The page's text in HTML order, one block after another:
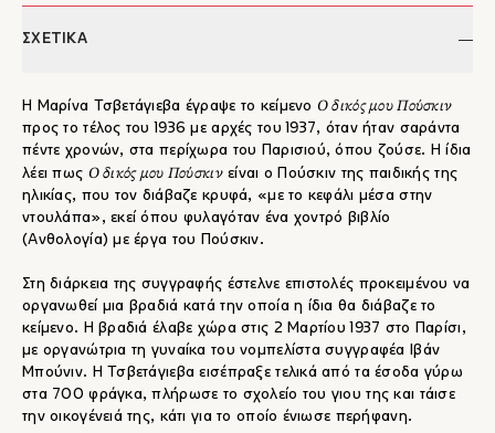
ΣΧΕΤΙΚΑ
H Μαρίνα Τσβετάγιεβα έγραψε το κείμενο Ο δικός μου Πούσκιν
προς το τέλος του 1936 με αρχές του 1937, όταν ήταν σαράντα
πέντε χρονών, στα περίχωρα του Παρισιού, όπου ζούσε. Η ίδια
λέει πως Ο δικός μου Πούσκινείναι ο Πούσκιν της παιδικής της
ηλικίας, που τον διάβαζε κρυφά, «με το κεφάλι μέσα στην
ντουλάπα», εκεί όπου φυλαγόταν ένα χοντρό βιβλίο
(Ανθολογία) με έργα του Πούσκιν.
Στη διάρκεια της συγγραφής έστελνε επιστολές προκειμένου να
οργανωθεί μια βραδιά κατά την οποία η ίδια θα διάβαζε το
κείμενο. Η βραδιά έλαβε χώρα στις 2 Μαρτίου 1937 στο Παρίσι,
με οργανώτρια τη γυναίκα του νομπελίστα συγγραφέα Iβάν
Μπούνιν. Η Τσβετάγιεβα εισέπραξε τελικά από τα έσοδα γύρω
στα 700 φράγκα, πλήρωσε το σχολείο του γιου της και τάισε
την οικογένειά της, κάτι για το οποίο ένιωσε περήφανη.